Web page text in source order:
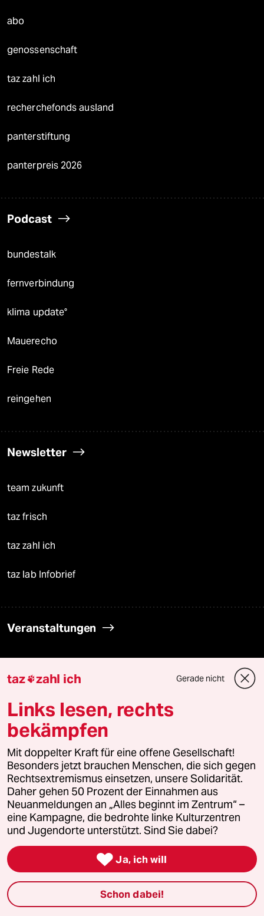
abo
genossenschaft
taz zahl ich
recherchefonds ausland
panterstiftung
panterpreis 2026
Podcast
bundestalk
fernverbindung
klima update°
Mauerecho
Freie Rede
reingehen
Newsletter
team zukunft
taz frisch
taz zahl ich
taz lab Infobrief
Veranstaltungen
Live im Stream
Vergangene
taz lab 2027
Mehr taz Lesestoff
taz Blogs
taz FUTURZWEI
taz zahl ich Gerade nicht
Links lesen, rechts
bekämpfen
Mit doppelter Kraft für eine offene Gesellschaft!
Besonders jetzt brauchen Menschen, die sich gegen
Rechtsextremismus einsetzen, unsere Solidarität.
Daher gehen 50 Prozent der Einnahmen aus
Neuanmeldungen an „Alles beginnt im Zentrum“ –
eine Kampagne, die bedrohte linke Kulturzentren
und Jugendorte unterstützt. Sind Sie dabei?
 Ja, ich will
Schon dabei!